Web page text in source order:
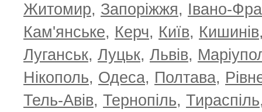
Житомир, Запоріжжя, Івано-
Кам'янське, Керч, Київ, Кишинів
Луганськ, Луцьк, Львів,
Нікополь, Одеса, Полтава,
Тель-Авів, Тернопіль, Тираспіль